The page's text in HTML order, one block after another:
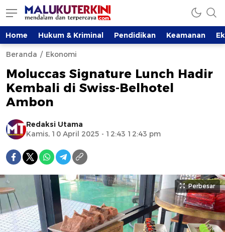
Home Hukum & Kriminal Pendidikan Keamanan
Beranda Ekonomi
Moluccas Signature Lunch Hadir
Kembali di Swiss-Belhotel
Ambon
Redaksi Utama
Kamis, 10 April 2025 - 12:43 12:43 pm
Perbesar